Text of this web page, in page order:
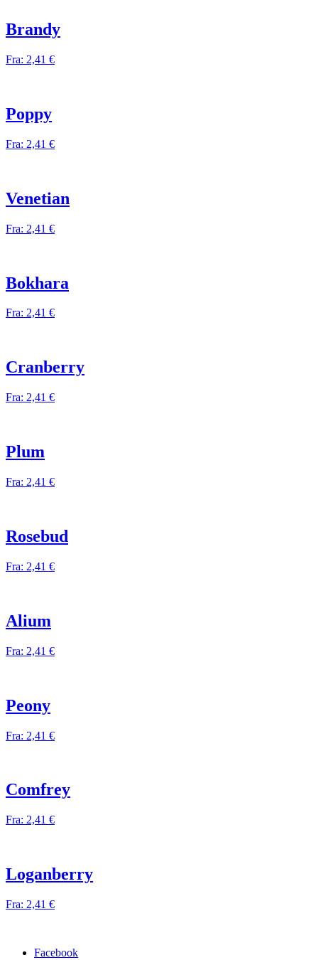
Brandy
Fra: 2,41 €
Poppy
Fra: 2,41 €
Venetian
Fra: 2,41 €
Bokhara
Fra: 2,41 €
Cranberry
Fra: 2,41 €
Plum
Fra: 2,41 €
Rosebud
Fra: 2,41 €
Alium
Fra: 2,41 €
Peony
Fra: 2,41 €
Comfrey
Fra: 2,41 €
Loganberry
Fra: 2,41 €
Facebook